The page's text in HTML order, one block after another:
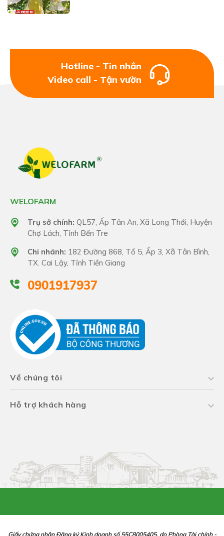
Hotline - Tin nhắn
Video call - Tận vườn
WELOFARM
Trụ sở chính: QL57, Ấp Tân An, Xã Long Thới, Huyện
Chợ Lách, Tỉnh Bến Tre
Chi nhánh: 182 Đường 868, Tổ 5, Ấp 3, Xã Tân Bình,
TX. Cai Lậy, Tỉnh Tiền Giang
0901917937
Về chúng tôi
Hỗ trợ khách hàng
Giấy chứng nhận Đăng ký Kinh doanh số 55C8005405, do Phòng Tài chính -